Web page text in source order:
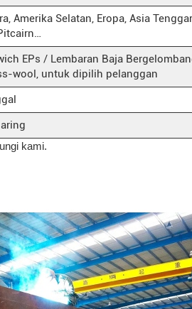
Amerika Selatan, Eropa, Asia
EPs / Lembaran Baja
wool, untuk dipilih pelanggan
kami.